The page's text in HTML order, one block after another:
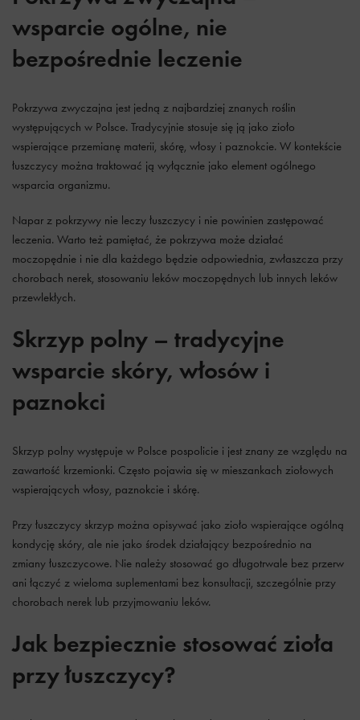
wsparcie ogólne, nie
bezpośrednie leczenie
Pokrzywa zwyczajna jest jedną z najbardziej znanych roślin
występujących w Polsce. Tradycyjnie stosuje się ją jako zioło
wspierające przemianę materii, skórę, włosy i paznokcie. W kontekście
łuszczycy można traktować ją wyłącznie jako element ogólnego
wsparcia organizmu.
Napar z pokrzywy nie leczy łuszczycy i nie powinien zastępować
leczenia. Warto też pamiętać, że pokrzywa może działać
moczopędnie i nie dla każdego będzie odpowiednia, zwłaszcza przy
chorobach nerek, stosowaniu leków moczopędnych lub innych leków
przewlekłych.
Skrzyp polny – tradycyjne
wsparcie skóry, włosów i
paznokci
Skrzyp polny występuje w Polsce pospolicie i jest znany ze względu na
zawartość krzemionki. Często pojawia się w mieszankach ziołowych
wspierających włosy, paznokcie i skórę.
Przy łuszczycy skrzyp można opisywać jako zioło wspierające ogólną
kondycję skóry, ale nie jako środek działający bezpośrednio na
zmiany łuszczycowe. Nie należy stosować go długotrwale bez przerw
ani łączyć z wieloma suplementami bez konsultacji, szczególnie przy
chorobach nerek lub przyjmowaniu leków.
Jak bezpiecznie stosować zioła
przy łuszczycy?